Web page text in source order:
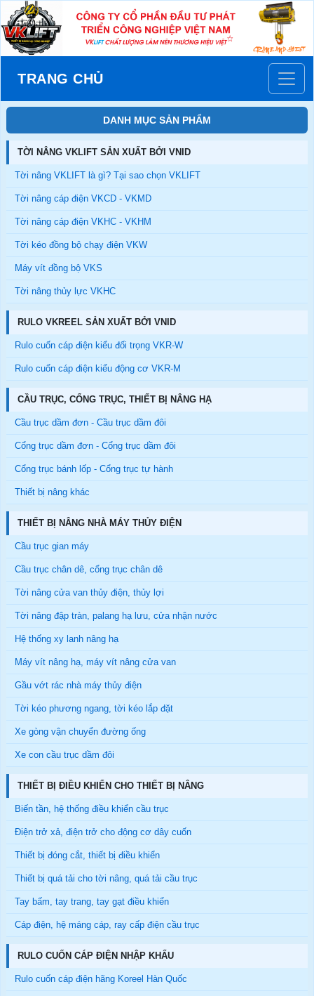
TRANG CHỦ
DANH MỤC SẢN PHẨM
TỜI NÂNG VKLIFT SẢN XUẤT BỞI VNID
Tời nâng VKLIFT là gì? Tại sao chọn VKLIFT
Tời nâng cáp điện VKCD - VKMD
Tời nâng cáp điện VKHC - VKHM
Tời kéo đồng bộ chạy điện VKW
Máy vít đồng bộ VKS
Tời nâng thủy lực VKHC
RULO VKREEL SẢN XUẤT BỞI VNID
Rulo cuốn cáp điện kiểu đối trọng VKR-W
Rulo cuốn cáp điện kiểu động cơ VKR-M
CẦU TRỤC, CỔNG TRỤC, THIẾT BỊ NÂNG HẠ
Cầu trục dầm đơn - Cầu trục dầm đôi
Cổng trục dầm đơn - Cổng trục dầm đôi
Cổng trục bánh lốp - Cổng trục tự hành
Thiết bị nâng khác
THIẾT BỊ NÂNG NHÀ MÁY THỦY ĐIỆN
Cầu trục gian máy
Cầu trục chân dê, cổng trục chân dê
Tời nâng cửa van thủy điện, thủy lợi
Tời nâng đập tràn, palang hạ lưu, cửa nhận nước
Hệ thống xy lanh nâng hạ
Máy vít nâng hạ, máy vít nâng cửa van
Gầu vớt rác nhà máy thủy điện
Tời kéo phương ngang, tời kéo lắp đặt
Xe gòng vận chuyển đường ống
Xe con cầu trục dầm đôi
THIẾT BỊ ĐIỀU KHIỂN CHO THIẾT BỊ NÂNG
Biến tần, hệ thống điều khiển cầu trục
Điện trở xả, điện trở cho động cơ dây cuốn
Thiết bị đóng cắt, thiết bị điều khiển
Thiết bị quá tải cho tời nâng, quá tải cầu trục
Tay bấm, tay trang, tay gạt điều khiển
Cáp điện, hệ máng cáp, ray cấp điện cầu trục
RULO CUỐN CÁP ĐIỆN NHẬP KHẨU
Rulo cuốn cáp điện hãng Koreel Hàn Quốc